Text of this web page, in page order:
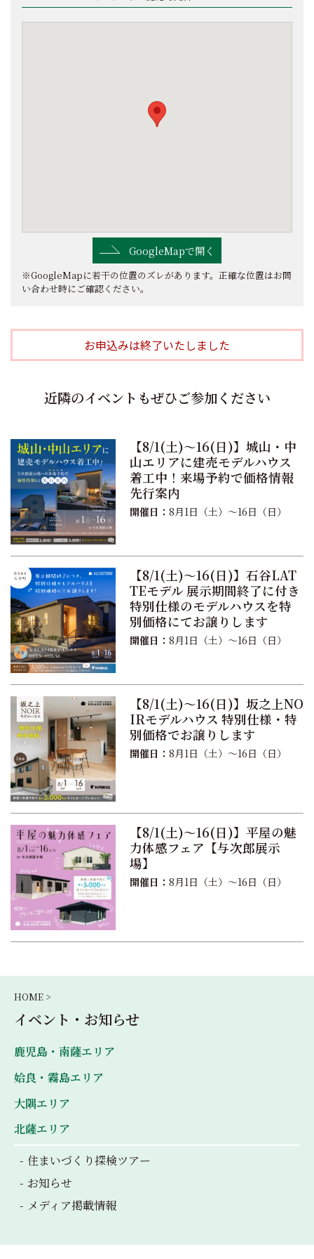
GoogleMapで開く
※GoogleMapに若干の位置のズレがあります。正確な位置はお問
い合わせ時にご確認ください。
お申込みは終了いたしました
近隣のイベントもぜひご参加ください
【8/1(土)〜16(日)】城山・中
山エリアに建売モデルハウス
着工中！来場予約で価格情報
先行案内
開催日： 8月1日（土）〜16日（日）
【8/1(土)〜16(日)】石谷LAT
TEモデル 展示期間終了に付き
特別仕様のモデルハウスを特
別価格にてお譲りします
開催日： 8月1日（土）〜16日（日）
【8/1(土)〜16(日)】坂之上NO
IRモデルハウス 特別仕様・特
別価格でお譲りします
開催日： 8月1日（土）〜16日（日）
【8/1(土)〜16(日)】平屋の魅
力体感フェア【与次郎展示
場】
開催日： 8月1日（土）〜16日（日）
HOME >
イベント・お知らせ
鹿児島・南薩エリア
姶良・霧島エリア
大隅エリア
北薩エリア
住まいづくり探検ツアー
お知らせ
メディア掲載情報